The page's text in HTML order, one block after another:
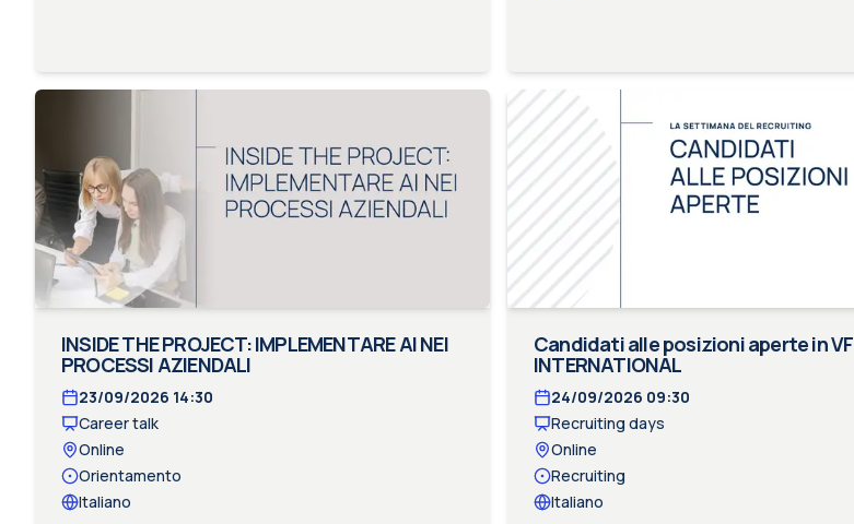
INSIDE THE PROJECT: IMPLEMENTARE AI NEI
PROCESSI AZIENDALI
23/09/2026 14:30
Career talk
Online
Orientamento
Italiano
Candidati alle posizioni aperte in VF
INTERNATIONAL
24/09/2026 09:30
Recruiting days
Online
Recruiting
Italiano